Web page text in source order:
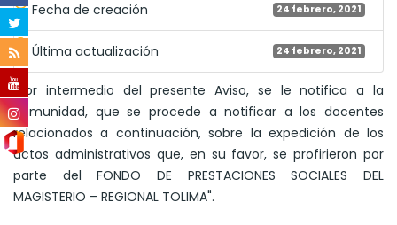
Fecha de creación 24 febrero, 2021
Última actualización 24 febrero, 2021
"Por intermedio del presente Aviso, se le notifica a la
comunidad, que se procede a notificar a los docentes
relacionados a continuación, sobre la expedición de los
actos administrativos que, en su favor, se profirieron por
parte del FONDO DE PRESTACIONES SOCIALES DEL
MAGISTERIO – REGIONAL TOLIMA".